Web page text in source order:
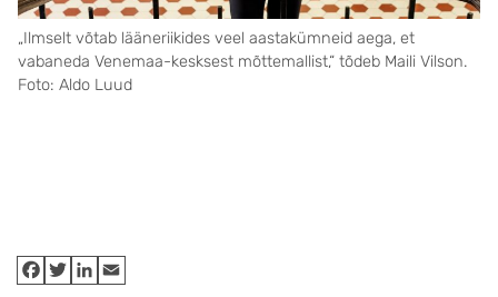
„Ilmselt võtab lääneriikides veel aasta­kümneid aega, et
vabaneda Venemaa-kesksest mõttemallist,“ tõdeb Maili Vilson.
Foto: Aldo Luud